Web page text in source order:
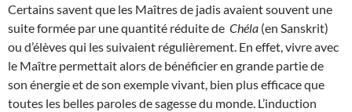
Certains savent que les Maîtres de jadis avaient souvent une
suite formée par une quantité réduite de Chéla (en Sanskrit)
ou d’élèves qui les suivaient régulièrement. En effet, vivre avec
le Maître permettait alors de bénéficier en grande partie de
son énergie et de son exemple vivant, bien plus efficace que
toutes les belles paroles de sagesse du monde. L’induction